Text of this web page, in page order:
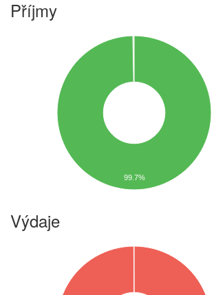
Příjmy
99.7%
Výdaje